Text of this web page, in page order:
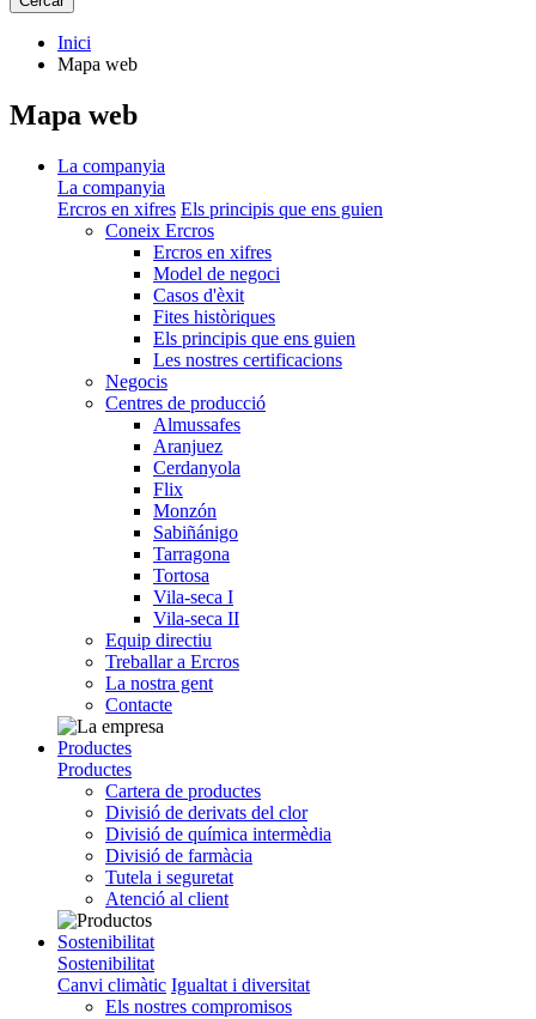
Inici
Mapa web
Mapa web
La companyia
La companyia
Ercros en xifres Els principis que ens guien
Coneix Ercros
Ercros en xifres
Model de negoci
Casos d'èxit
Fites històriques
Els principis que ens guien
Les nostres certificacions
Negocis
Centres de producció
Almussafes
Aranjuez
Cerdanyola
Flix
Monzón
Sabiñánigo
Tarragona
Tortosa
Vila-seca I
Vila-seca II
Equip directiu
Treballar a Ercros
La nostra gent
Contacte
Productes
Productes
Cartera de productes
Divisió de derivats del clor
Divisió de química intermèdia
Divisió de farmàcia
Tutela i seguretat
Atenció al client
Sostenibilitat
Sostenibilitat
Canvi climàtic Igualtat i diversitat
Els nostres compromisos